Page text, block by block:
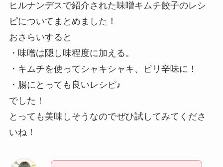
ヒルナンデスで紹介された味噌キムチ餃子のレシ
ピについてまとめました！
おさらいすると
・味噌は隠し味程度に加える。
・キムチを使ってシャキシャキ、ピリ辛味に！
・腸にとっても良いレシピ♪
でした！
とっても美味しそうなのでぜひ試してみてくださ
いね！